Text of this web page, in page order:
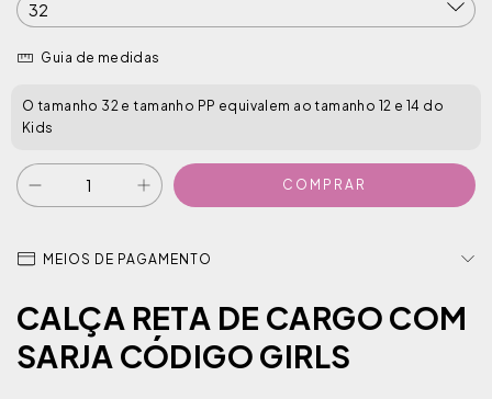
Guia de medidas
O tamanho 32 e tamanho PP equivalem ao tamanho 12 e 14 do
Kids
MEIOS DE PAGAMENTO
CALÇA RETA DE CARGO COM
SARJA CÓDIGO GIRLS